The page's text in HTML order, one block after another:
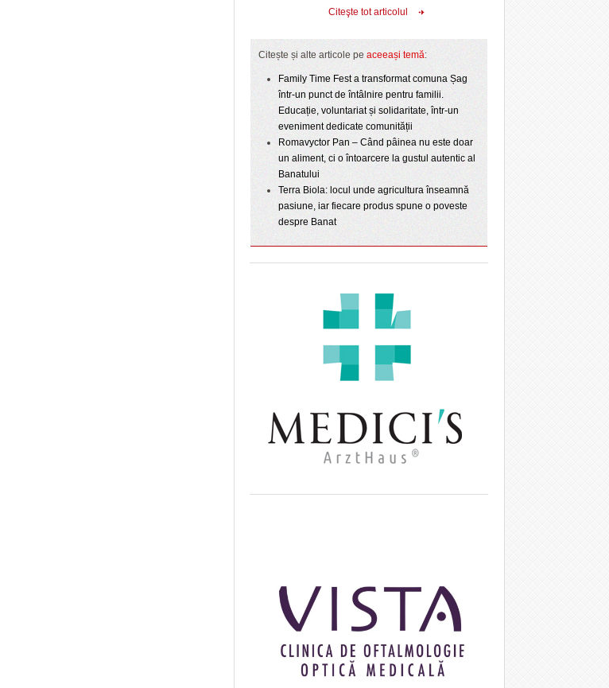
Citeşte tot articolul
Citește și alte articole pe aceeași temă:
Family Time Fest a transformat comuna Șag
într-un punct de întâlnire pentru familii.
Educație, voluntariat și solidaritate, într-un
eveniment dedicate comunității
Romavyctor Pan – Când pâinea nu este doar
un aliment, ci o întoarcere la gustul autentic al
Banatului
Terra Biola: locul unde agricultura înseamnă
pasiune, iar fiecare produs spune o poveste
despre Banat